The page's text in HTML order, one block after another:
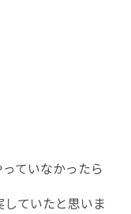
ていなかったら
ていたと思いま